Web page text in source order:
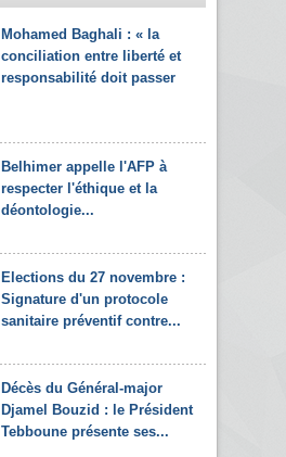
Mohamed Baghali : « la
conciliation entre liberté et
responsabilité doit passer
Belhimer appelle l'AFP à
respecter l'éthique et la
déontologie...
Elections du 27 novembre :
Signature d'un protocole
sanitaire préventif contre...
Décès du Général-major
Djamel Bouzid : le Président
Tebboune présente ses...